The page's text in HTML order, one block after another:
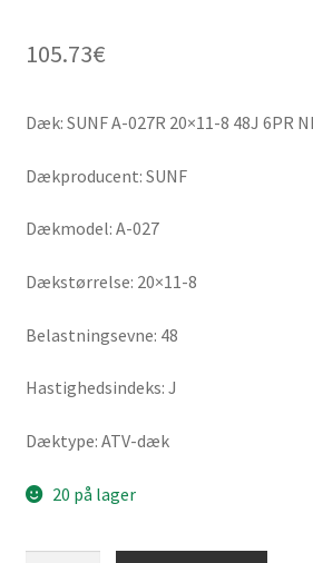
105.73€
Dæk: SUNF A-027R 20×11-8 48J 6PR
Dækproducent: SUNF
Dækmodel: A-027
Dækstørrelse: 20×11-8
Belastningsevne: 48
Hastighedsindeks: J
Dæktype: ATV-dæk
20 på lager